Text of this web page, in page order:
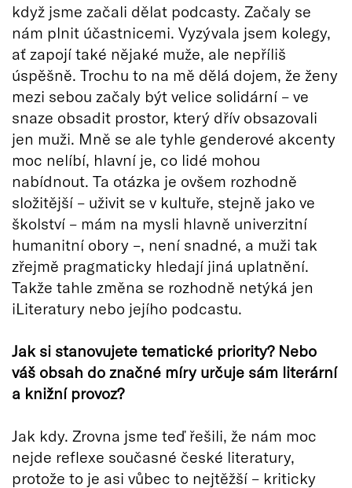
když jsme začali dělat podcasty. Začaly se
nám plnit účastnicemi. Vyzývala jsem kolegy,
ať zapojí také nějaké muže, ale nepříliš
úspěšně. Trochu to na mě dělá dojem, že ženy
mezi sebou začaly být velice solidární – ve
snaze obsadit prostor, který dřív obsazovali
jen muži. Mně se ale tyhle genderové akcenty
moc nelíbí, hlavní je, co lidé mohou
nabídnout. Ta otázka je ovšem rozhodně
složitější – uživit se v kultuře, stejně jako ve
školství – mám na mysli hlavně univerzitní
humanitní obory –, není snadné, a muži tak
zřejmě pragmaticky hledají jiná uplatnění.
Takže tahle změna se rozhodně netýká jen
iLiteratury nebo jejího podcastu.
Jak si stanovujete tematické priority? Nebo
váš obsah do značné míry určuje sám literární
a knižní provoz?
Jak kdy. Zrovna jsme teď řešili, že nám moc
nejde reflexe současné české literatury,
protože to je asi vůbec to nejtěžší – kriticky